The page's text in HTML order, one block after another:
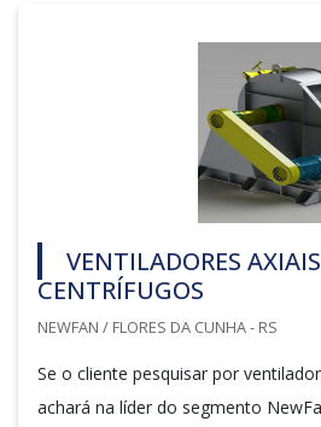
VENTILADORES
CENTRÍFUGOS
NEWFAN / FLORES DA CUNHA - RS
Se o cliente pesquisar por
achará na líder do segmento